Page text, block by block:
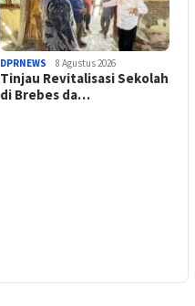
DPRNEWS 8 Agustus 2026
Tinjau Revitalisasi Sekolah
di Brebes da…